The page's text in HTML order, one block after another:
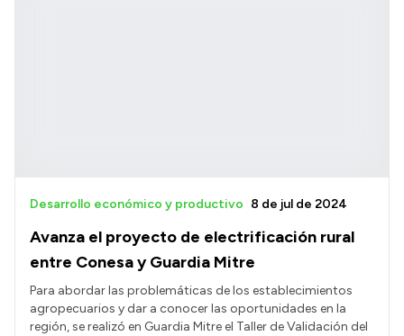
Avanza el proyecto de electrificación rural
entre Conesa y Guardia Mitre
Desarrollo económico y productivo 8 de jul de 2024
Para abordar las problemáticas de los establecimientos
agropecuarios y dar a conocer las oportunidades en la
región, se realizó en Guardia Mitre el Taller de Validación del